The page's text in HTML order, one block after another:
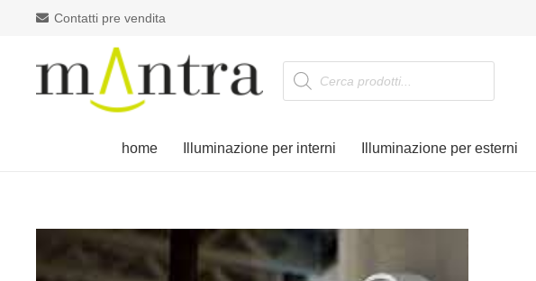
Contatti pre vendita
Products
search
home Illuminazione per interni Illuminazione per esterni